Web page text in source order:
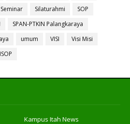
Seminar Silaturahmi
SOP
SPAN-PTKIN Palangkaraya
umum VISI
Visi Misi
Kampus Itah News